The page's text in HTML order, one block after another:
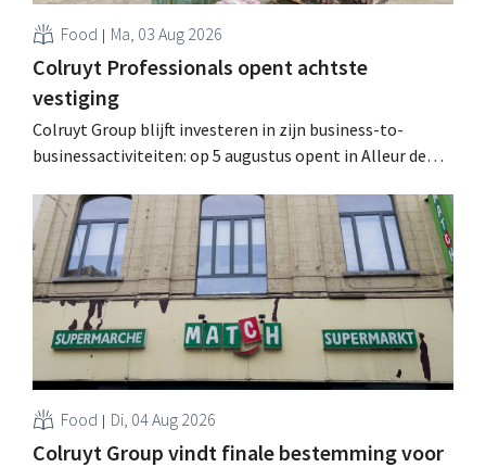
Food Ma, 03 Aug 2026
Colruyt Professionals opent achtste
vestiging
Colruyt Group blijft investeren in zijn business-to-
businessactiviteiten: op 5 augustus opent in Alleur de
winkelformule die zich uitsluitend richt op professionele
klanten. .
Food Di, 04 Aug 2026
Colruyt Group vindt finale bestemming voor